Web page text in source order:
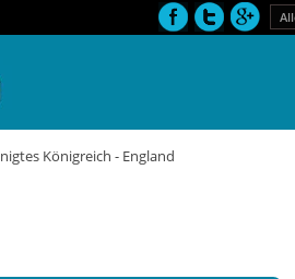
Königreich - England